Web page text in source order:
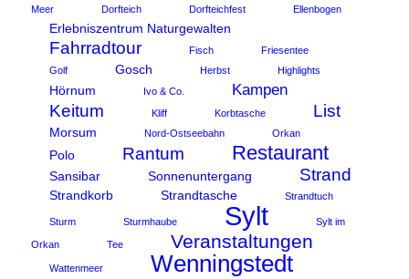
Meer
Dorfteich Dorfteichfest Ellenbogen
Erlebniszentrum Naturgewalten
Fahrradtour Fisch
Friesentee
Golf
Gosch Herbst Highlights
Hörnum Ivo & Co. Kampen
Keitum Kliff Korbtasche List
Morsum Nord-Ostseebahn Orkan
Polo Rantum Restaurant
Sansibar Sonnenuntergang Strand
Strandkorb Strandtasche Strandtuch
Sturm Sturmhaube Sylt Sylt im
Orkan Tee Veranstaltungen
Wattenmeer Wenningstedt